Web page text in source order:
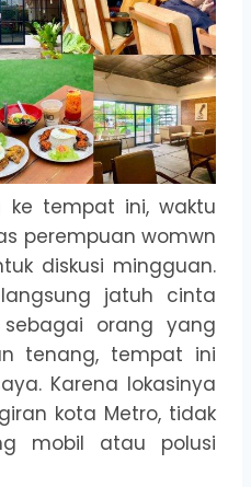
ke tempat ini, waktu
perempuan womwn
diskusi mingguan.
jatuh cinta
orang yang
tenang, tempat ini
Karena lokasinya
kota Metro, tidak
mobil atau polusi